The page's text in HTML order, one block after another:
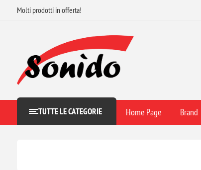
Molti prodotti in offerta!
TUTTE LE CATEGORIE Home Page Brand